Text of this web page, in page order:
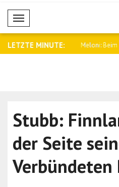
Mobil Menü
LETZTE MINUTE:
Marcinelle-Gedenken den Aliyev: Nikol
Stubb:
der Seite
Verbündeten